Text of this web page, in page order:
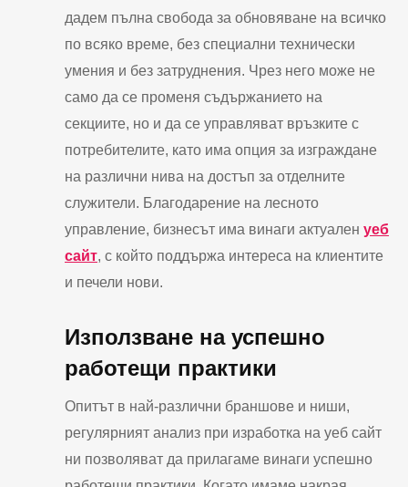
дадем пълна свобода за обновяване на всичко
по всяко време, без специални технически
умения и без затруднения. Чрез него може не
само да се променя съдържанието на
секциите, но и да се управляват връзките с
потребителите, като има опция за изграждане
на различни нива на достъп за отделните
служители. Благодарение на лесното
управление, бизнесът има винаги актуален уеб
сайт, с който поддържа интереса на клиентите
и печели нови.
Използване на успешно
работещи практики
Опитът в най-различни браншове и ниши,
регулярният анализ при изработка на уеб сайт
ни позволяват да прилагаме винаги успешно